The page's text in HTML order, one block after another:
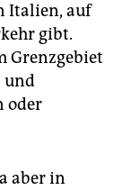
Italien, auf
gibt.
Grenzgebiet
und
oder
aber in